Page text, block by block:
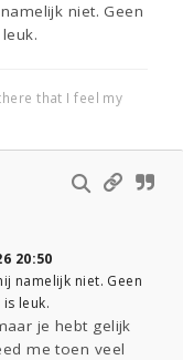
niet. Geen
that I feel my
20:50
namelijk niet. Geen
leuk.
je hebt gelijk
me toen veel